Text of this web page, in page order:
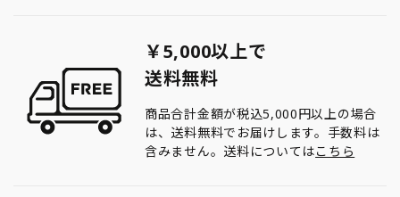
￥5,000以上で
送料無料
商品合計金額が税込5,000円以上の場合
は、送料無料でお届けします。手数料は
含みません。送料についてはこちら